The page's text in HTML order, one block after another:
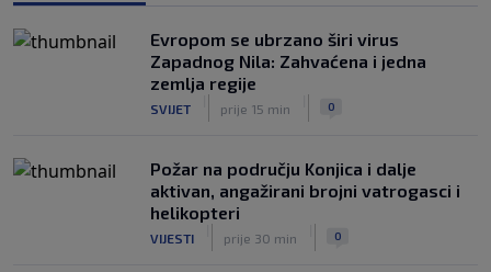
Francuzi ne podržavaju Infantina, ali ga
nisu pozvali na ostavku
NOGOMET
|
7. aug.
Evropom se ubrzano širi virus
Zapadnog Nila: Zahvaćena i jedna
zemlja regije
SVIJET prije 15 min 0
Požar na području Konjica i dalje
aktivan, angažirani brojni vatrogasci i
helikopteri
VIJESTI prije 30 min 0